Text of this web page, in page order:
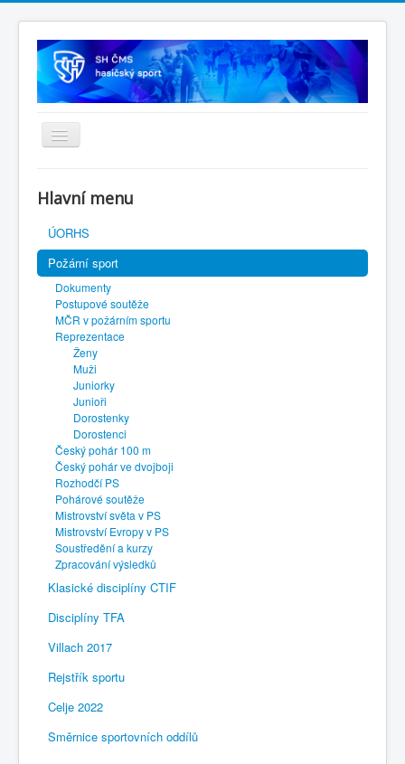
SH ČMS
Hlavní menu
ÚORHS
Požární sport
Dokumenty
Postupové soutěže
MČR v požárním sportu
Reprezentace
Ženy
Muži
Juniorky
Junioři
Dorostenky
Dorostenci
Český pohár 100 m
Český pohár ve dvojboji
Rozhodčí PS
Pohárové soutěže
Mistrovství světa v PS
Mistrovství Evropy v PS
Soustředění a kurzy
Zpracování výsledků
Klasické disciplíny CTIF
Disciplíny TFA
Villach 2017
Rejstřík sportu
Celje 2022
Směrnice sportovních oddílů